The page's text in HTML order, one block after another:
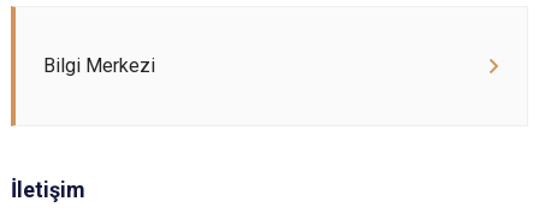
Bilgi Merkezi
İletişim